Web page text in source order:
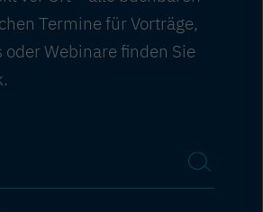
Termine für Vorträge,
oder Webinare finden Sie